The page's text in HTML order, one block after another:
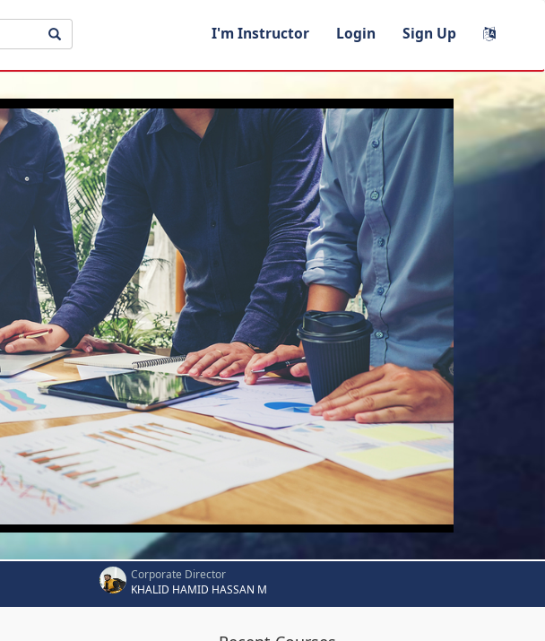
I'm Instructor Login Sign Up
Corporate Director
KHALID HAMID HASSAN M